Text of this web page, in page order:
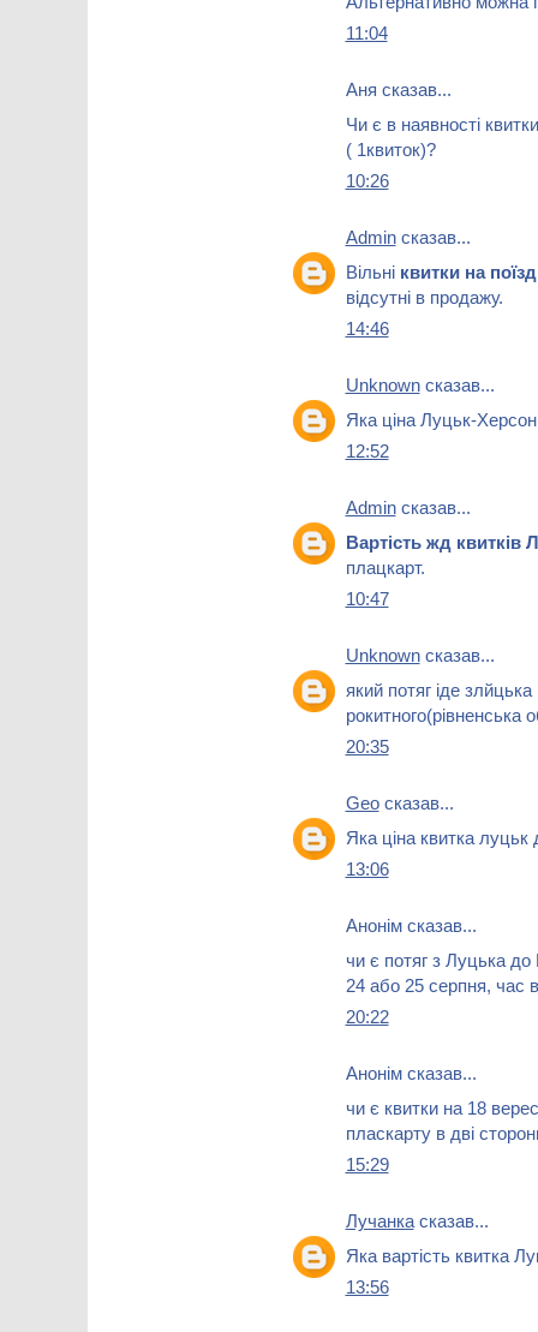
11:04
Аня сказав...
Чи є в наявності
( 1квиток)?
10:26
Adminсказав...
Вільні квитки на
відсутні в продажу.
14:46
Unknownсказав...
Яка ціна Луцьк-
12:52
Adminсказав...
Вартість жд
плацкарт.
10:47
Unknownсказав...
який потяг іде
рокитного(рівненська
20:35
Geoсказав...
Яка ціна квитка луцьк
13:06
Анонім сказав...
чи є потяг з Луцька
24 або 25 серпня, час
20:22
Анонім сказав...
чи є квитки на 18
пласкарту в дві
15:29
Лучанкасказав...
Яка вартість квитка
13:56